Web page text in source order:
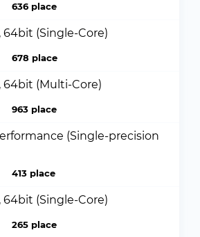
636 place
64bit (Single-Core)
678 place
64bit (Multi-Core)
963 place
(Single-precision
413 place
64bit (Single-Core)
265 place